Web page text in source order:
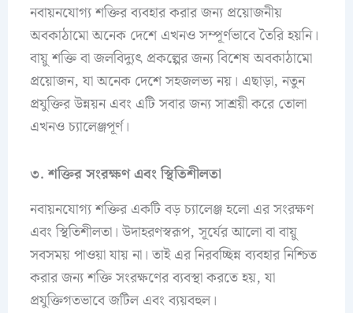
নবায়নযোগ্য শক্তির ব্যবহার করার জন্য প্রয়োজনীয়
অবকাঠামো অনেক দেশে এখনও সম্পূর্ণভাবে তৈরি হয়নি।
বায়ু শক্তি বা জলবিদ্যুৎ প্রকল্পের জন্য বিশেষ অবকাঠামো
প্রয়োজন, যা অনেক দেশে সহজলভ্য নয়। এছাড়া, নতুন
প্রযুক্তির উন্নয়ন এবং এটি সবার জন্য সাশ্রয়ী করে তোলা
এখনও চ্যালেঞ্জপূর্ণ।
৩. শক্তির সংরক্ষণ এবং স্থিতিশীলতা
নবায়নযোগ্য শক্তির একটি বড় চ্যালেঞ্জ হলো এর সংরক্ষণ
এবং স্থিতিশীলতা। উদাহরণস্বরূপ, সূর্যের আলো বা বায়ু
সবসময় পাওয়া যায় না। তাই এর নিরবচ্ছিন্ন ব্যবহার নিশ্চিত
করার জন্য শক্তি সংরক্ষণের ব্যবস্থা করতে হয়, যা
প্রযুক্তিগতভাবে জটিল এবং ব্যয়বহুল।